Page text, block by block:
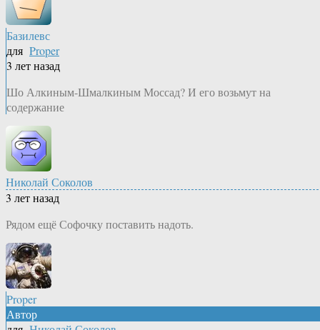
Базилевс
для Proper
3 лет назад
Шо Алкиным-Шмалкиным Моссад? И его возьмут на
содержание
Николай Соколов
3 лет назад
Рядом ещё Софочку поставить надоть.
Proper
Автор